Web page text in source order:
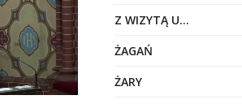
Z WIZYTĄ U…
ŻAGAŃ
ŻARY